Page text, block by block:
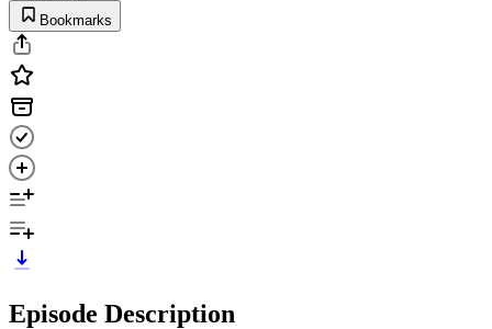
Bookmarks
Episode Description